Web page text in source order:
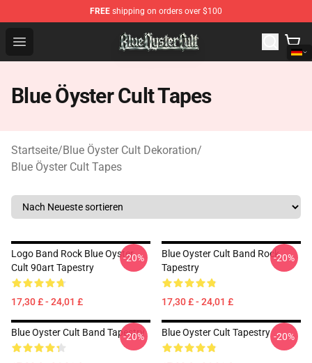
FREE shipping on orders over $100
Open menu
Blue Öyster Cult Store - Official Blue Öyster Cult
Blue Öyster Cult Tapes
Startseite/Blue Öyster Cult Dekoration/
Blue Öyster Cult Tapes
Logo Band Rock Blue Oyster
Cult 90art Tapestry
17,30 £ - 24,01 £
-20%
Blue Oyster Cult Band Rock
Tapestry
17,30 £ - 24,01 £
-20%
Blue Oyster Cult Band Tapestry
-20% Blue Oyster Cult Tapestry -20%